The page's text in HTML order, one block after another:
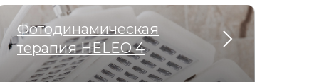
Фотодинамическая
терапия HELEO 4